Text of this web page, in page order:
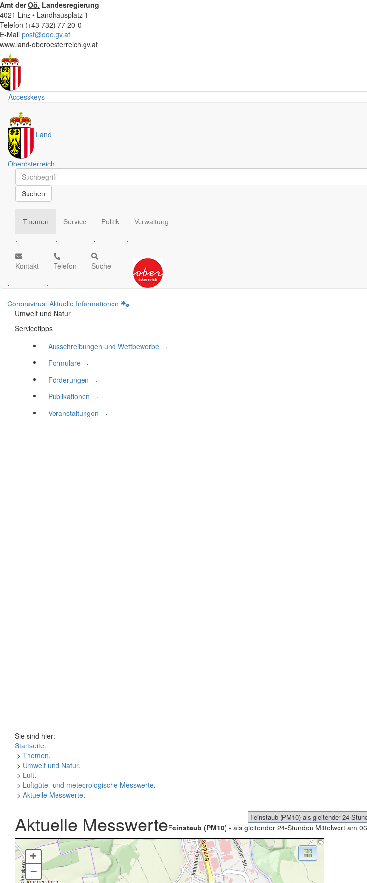
Amt derOö. Landesregierung
4021 Linz • Landhausplatz 1
Telefon (+43 732) 77 20-0
E-Mail post@ooe.gv.at
www.land-oberoesterreich.gv.at
Accesskeys
Land
Oberösterreich
Schnellsuche
Schnellsuche
Suchen
Themen
.
Service
.
Politik
.
Verwaltung
.
Kontakt
.
Telefon
.
Suche
.
Coronavirus: Aktuelle Informationen
Umwelt und Natur
Servicetipps
Ausschreibungen und Wettbewerbe
.
Formulare
.
Förderungen
.
Publikationen
.
Veranstaltungen
.
Sie sind hier:
Startseite.
> Themen.
> Umwelt und Natur.
> Luft.
> Luftgüte- und meteorologische Messwerte.
> Aktuelle Messwerte.
Aktuelle MesswerteFeinstaub (PM10) - als gleitender 24-Stunden Mittelwert am
+
–